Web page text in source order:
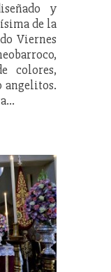
y
de la
Viernes
colores,
angelitos.